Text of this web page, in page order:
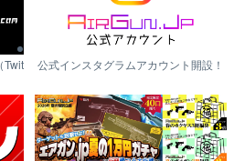
Twit
公式インスタグラムアカウント開設！